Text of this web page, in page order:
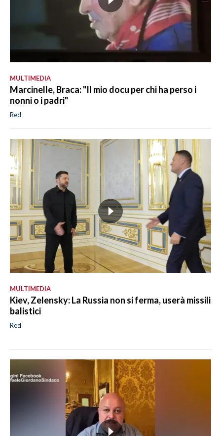
MULTIMEDIA
Marcinelle, Braca: "Il mio docu per chi ha perso i
nonni o i padri"
Red
MULTIMEDIA
Kiev, Zelensky: La Russia non si ferma, userà missili
balistici
Red